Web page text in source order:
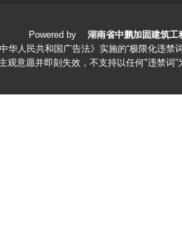
Powered by 湖南省中鹏加固建筑工
华人民共和国广告法》实施的“极限化违禁
观意愿并即刻失效，不支持以任何"违禁词